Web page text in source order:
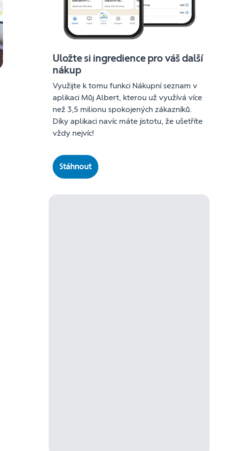
Uložte si ingredience pro váš další
nákup
Využijte k tomu funkci Nákupní seznam v
aplikaci Můj Albert, kterou už využívá více
než 3,5 milionu spokojených zákazníků.
Díky aplikaci navíc máte jistotu, že ušetříte
vždy nejvíc!
Stáhnout